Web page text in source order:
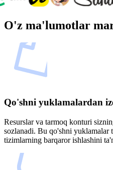
O'z ma'lumotlar
Qo'shni yuklamalardan
Resurslar va tarmoq konturi
sozlanadi. Bu qo'shni
tizimlarning barqaror ishlashini